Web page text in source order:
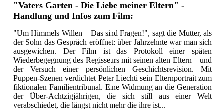
"Vaters Garten - Die Liebe meiner Eltern" -
Handlung und Infos zum Film:
"Um Himmels Willen – Das sind Fragen!", sagt die Mutter, als
der Sohn das Gespräch eröffnet: über Jahrzehnte war man sich
ausgewichen. Der Film ist das Protokoll einer späten
Wiederbegegnung des Regisseurs mit seinen alten Eltern – und
der Versuch einer persönlichen Geschichtsrevision. Mit
Puppen-Szenen verdichtet Peter Liechti sein Elternportrait zum
fiktionalen Familientribunal. Eine Widmung an die Generation
der Über-Achtzigjährigen, die sich still aus einer Welt
verabschiedet, die längst nicht mehr die ihre ist...